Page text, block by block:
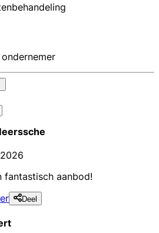
fantastisch aanbod!
Deel